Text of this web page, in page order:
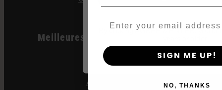
Meilleures Ventes D'automobiles
All Gas OG
Apple Blossom
By clicking AGREE & ENTER, you
SIGN ME UP!
NO, THANKS